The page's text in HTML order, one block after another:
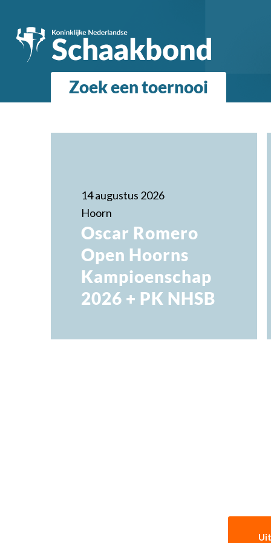
Zoek een toernooi
14 augustus 2026
Hoorn
Oscar Romero
Open Hoorns
Kampioenschap
2026 + PK NHSB